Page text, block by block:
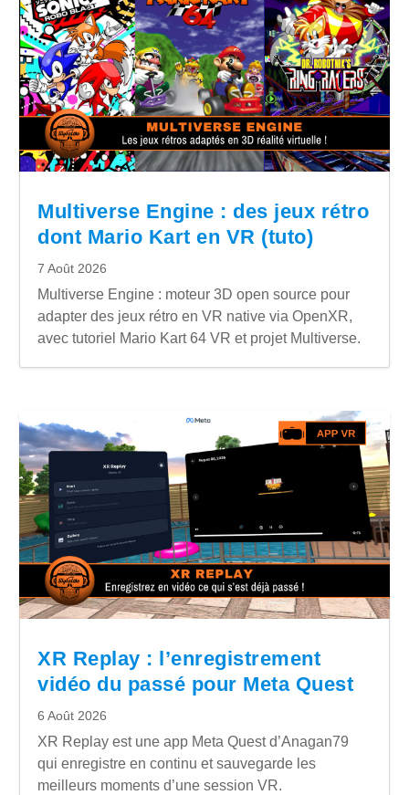
Multiverse Engine : des jeux rétro
dont Mario Kart en VR (tuto)
7 Août 2026
Multiverse Engine : moteur 3D open source pour
adapter des jeux rétro en VR native via OpenXR,
avec tutoriel Mario Kart 64 VR et projet Multiverse.
XR Replay : l’enregistrement
vidéo du passé pour Meta Quest
6 Août 2026
XR Replay est une app Meta Quest d’Anagan79
qui enregistre en continu et sauvegarde les
meilleurs moments d’une session VR.